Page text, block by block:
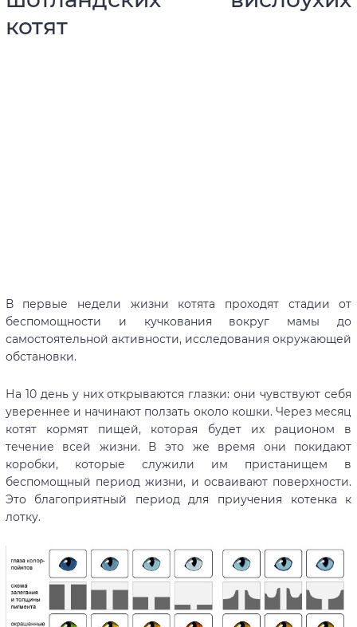
котят
В первые недели жизни котята проходят стадии от
беспомощности и кучкования вокруг мамы до
самостоятельной активности, исследования окружающей
обстановки.
На 10 день у них открываются глазки: они чувствуют себя
увереннее и начинают ползать около кошки. Через месяц
котят кормят пищей, которая будет их рационом в
течение всей жизни. В это же время они покидают
коробки, которые служили им пристанищем в
беспомощный период жизни, и осваивают поверхности.
Это благоприятный период для приучения котенка к
лотку.